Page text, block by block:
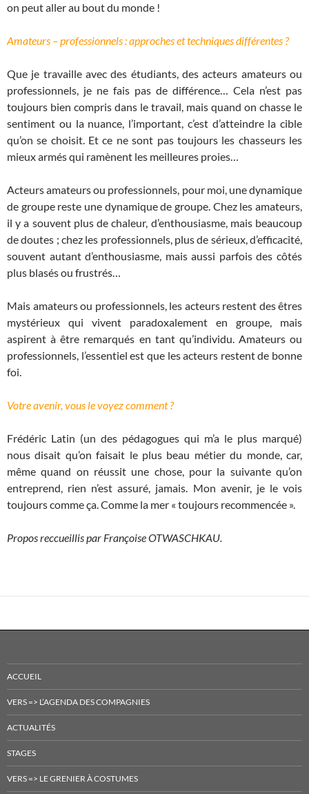
on peut aller au bout du monde !
Amateurs – professionnels : approches et techniques différentes ?
Que je travaille avec des étudiants, des acteurs amateurs ou
professionnels, je ne fais pas de différence… Cela n’est pas
toujours bien compris dans le travail, mais quand on chasse le
sentiment ou la nuance, l’important, c’est d’atteindre la cible
qu’on se choisit. Et ce ne sont pas toujours les chasseurs les
mieux armés qui ramènent les meilleures proies…
Acteurs amateurs ou professionnels, pour moi, une dynamique
de groupe reste une dynamique de groupe. Chez les amateurs,
il y a souvent plus de chaleur, d’enthousiasme, mais beaucoup
de doutes ; chez les professionnels, plus de sérieux, d’efficacité,
souvent autant d’enthousiasme, mais aussi parfois des côtés
plus blasés ou frustrés…
Mais amateurs ou professionnels, les acteurs restent des êtres
mystérieux qui vivent paradoxalement en groupe, mais
aspirent à être remarqués en tant qu’individu. Amateurs ou
professionnels, l’essentiel est que les acteurs restent de bonne
foi.
Votre avenir, vous le voyez comment ?
Frédéric Latin (un des pédagogues qui m’a le plus marqué)
nous disait qu’on faisait le plus beau métier du monde, car,
même quand on réussit une chose, pour la suivante qu’on
entreprend, rien n’est assuré, jamais. Mon avenir, je le vois
toujours comme ça. Comme la mer « toujours recommencée ».
Propos reccueillis par Françoise OTWASCHKAU.
ACCUEIL
VERS => L’AGENDA DES COMPAGNIES
ACTUALITÉS
STAGES
VERS => LE GRENIER À COSTUMES